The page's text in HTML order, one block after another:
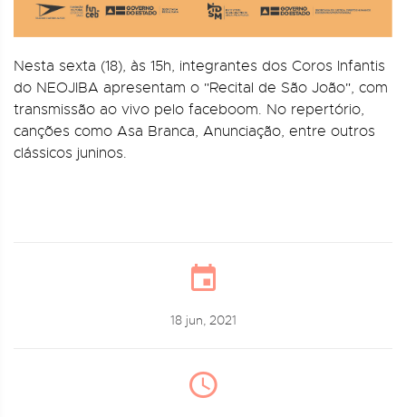
Nesta sexta (18), às 15h, integrantes dos Coros Infantis
do NEOJIBA apresentam o "Recital de São João", com
transmissão ao vivo pelo faceboom. No repertório,
canções como Asa Branca, Anunciação, entre outros
clássicos juninos.
18 jun, 2021